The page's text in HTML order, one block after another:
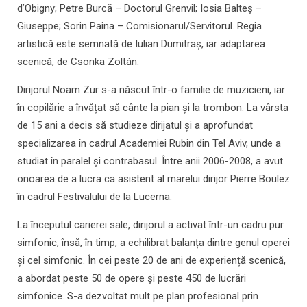
d’Obigny; Petre Burcă – Doctorul Grenvil; Iosia Balteș –
Giuseppe; Sorin Paina – Comisionarul/Servitorul. Regia
artistică este semnată de Iulian Dumitraș, iar adaptarea
scenică, de Csonka Zoltán.
Dirijorul Noam Zur s-a născut într-o familie de muzicieni, iar
în copilărie a învățat să cânte la pian și la trombon. La vârsta
de 15 ani a decis să studieze dirijatul și a aprofundat
specializarea în cadrul Academiei Rubin din Tel Aviv, unde a
studiat în paralel și contrabasul. Între anii 2006-2008, a avut
onoarea de a lucra ca asistent al marelui dirijor Pierre Boulez
în cadrul Festivalului de la Lucerna.
La începutul carierei sale, dirijorul a activat într-un cadru pur
simfonic, însă, în timp, a echilibrat balanța dintre genul operei
și cel simfonic. În cei peste 20 de ani de experiență scenică,
a abordat peste 50 de opere și peste 450 de lucrări
simfonice. S-a dezvoltat mult pe plan profesional prin